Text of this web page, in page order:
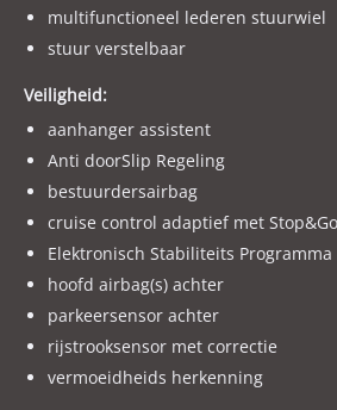
multifunctioneel lederen stuurwiel
stuur verstelbaar
Veiligheid:
aanhanger assistent
Anti doorSlip Regeling
bestuurdersairbag
cruise control adaptief met
Elektronisch Stabiliteits Programma
hoofd airbag(s) achter
parkeersensor achter
rijstrooksensor met correctie
vermoeidheids herkenning